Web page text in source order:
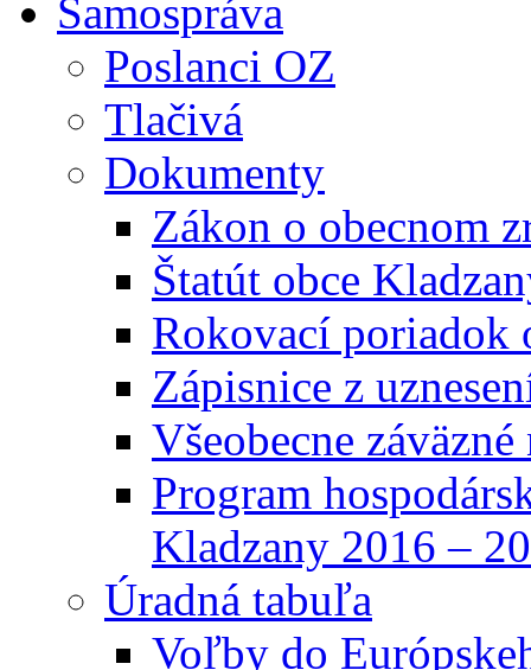
Samospráva
Poslanci OZ
Tlačivá
Dokumenty
Zákon o obecnom
Štatút obce
Rokovací poriadok
Zápisnice z
Všeobecne
Program
Kladzany 2016 –
Úradná tabuľa
Voľby do